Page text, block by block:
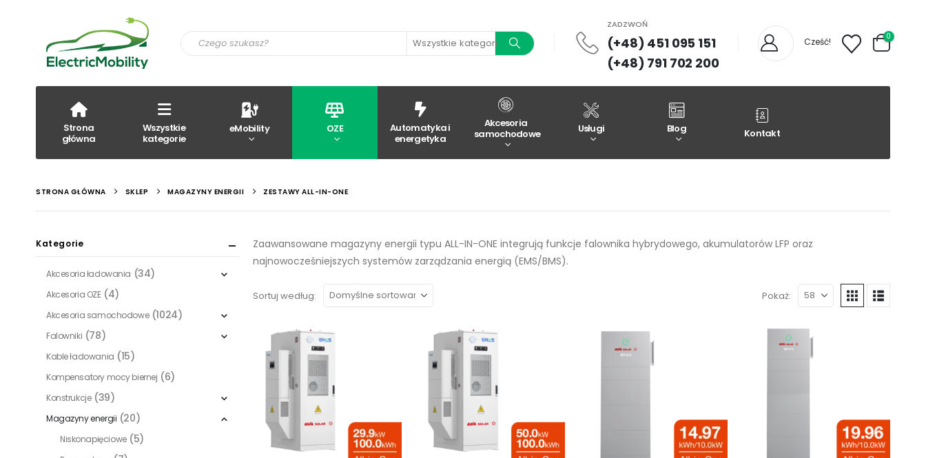
Wszystkie kategorie
ZADZWOŃ
(+48) 451 095 151
(+48) 791 702 200
Cześć! 0
Strona
główna
Wszystkie
kategorie
eMobility OZE
Automatyka i
energetyka
Akcesoria
samochodowe
Usługi Blog Kontakt
STRONA GŁÓWNA SKLEP MAGAZYNY ENERGII ZESTAWY ALL-IN-ONE
Zaawansowane magazyny energii typu ALL-IN-ONE integrują funkcje falownika hybrydowego, akumulatorów LFP oraz
najnowocześniejszych systemów zarządzania energią (EMS/BMS).
Sortuj według: Pokaż:
Kategorie
Akcesoria ładowania (34)
Akcesoria OZE (4)
Akcesoria samochodowe (1024)
Falowniki (78)
Kable ładowania (15)
Kompensatory mocy biernej (6)
Konstrukcje (39)
Magazyny energii (20)
Niskonapięciowe (5)